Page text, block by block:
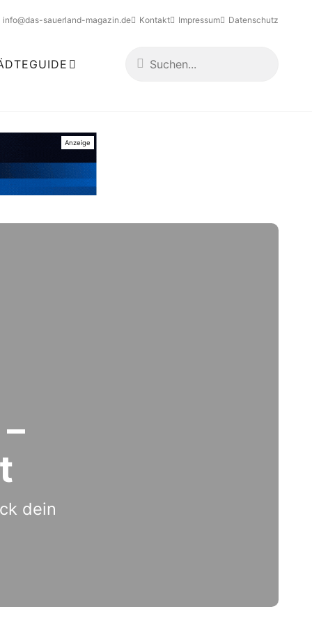
info@das-sauerland-magazin.de Kontakt Impressum Datenschutz
dein